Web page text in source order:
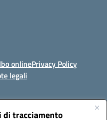
tracciamento
onlinePrivacy Policy
legali
- Oliveto Citra